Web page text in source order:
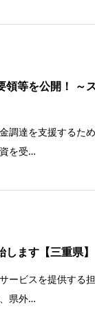
領等を公開！ ～
達を支援するた
を受…
ます【三重県】
ービスを提供する
県外…